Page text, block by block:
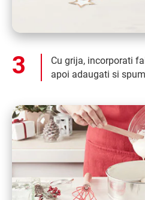
Cu grija, incorporati
apoi adaugati si